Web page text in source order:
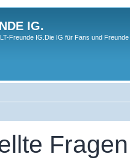
IG.
Freunde IG.Die IG für Fans und
Fragen